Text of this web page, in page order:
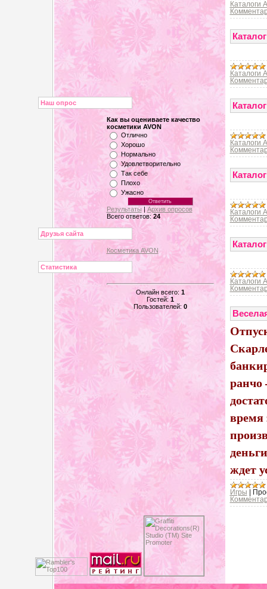
Наш опрос
Как вы оцениваете качество
косметики AVON
Отлично
Хорошо
Нормально
Удовлетворительно
Так себе
Плохо
Ужасно
Результаты
Архив опросов
Всего ответов: 24
Друзья сайта
Косметика AVON
Статистика
Онлайн всего: 1
Гостей:1
Пользователей: 0
Каталоги
Каталоги
Каталоги
Каталоги
Каталоги
ранчо
время
ждет
Игры